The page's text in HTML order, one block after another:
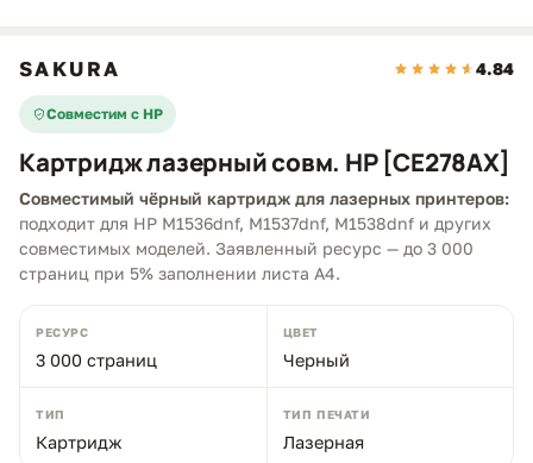
SAKURA 4.84
Совместим с HP
Картридж лазерный совм. HP [CE278AX]
Совместимый чёрный картридж для лазерных принтеров:
подходит для HP M1536dnf, M1537dnf, M1538dnf и других
совместимых моделей. Заявленный ресурс — до 3 000
страниц при 5% заполнении листа A4.
РЕСУРС
3 000 страниц
ЦВЕТ
Черный
ТИП
Картридж
ТИП ПЕЧАТИ
Лазерная